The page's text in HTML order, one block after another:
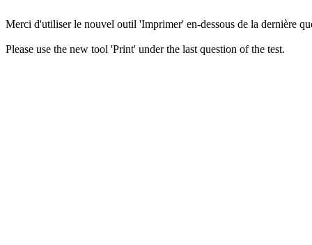
Merci d'utiliser le nouvel outil 'Imprimer' en-dessous de la dernière
Please use the new tool 'Print' under the last question of the test.